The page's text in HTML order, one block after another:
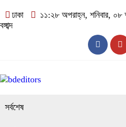
ঢাকা
১১:২৮ অপরাহ্ন, শনিবার,
বঙ্গাব্দ
সর্বশেষ